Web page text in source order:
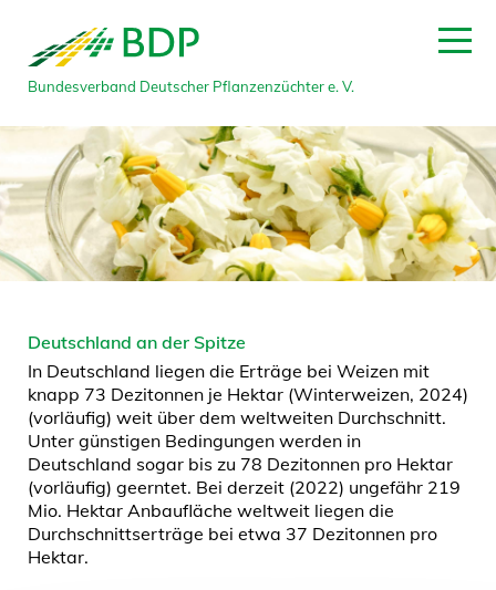
Bundesverband Deutscher Pflanzenzüchter e. V.
Deutschland an der Spitze
In Deutschland liegen die Erträge bei Weizen mit
knapp 73 Dezitonnen je Hektar (Winterweizen, 2024)
(vorläufig) weit über dem weltweiten Durchschnitt.
Unter günstigen Bedingungen werden in
Deutschland sogar bis zu 78 Dezitonnen pro Hektar
(vorläufig) geerntet. Bei derzeit (2022) ungefähr 219
Mio. Hektar Anbaufläche weltweit liegen die
Durchschnittserträge bei etwa 37 Dezitonnen pro
Hektar.